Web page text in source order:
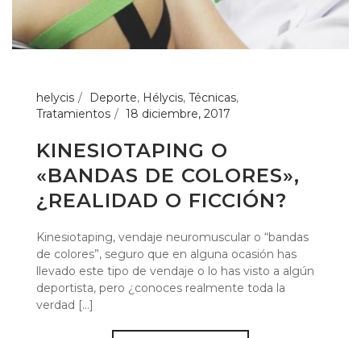
helycis Deporte, Hélycis, Técnicas,
Tratamientos
18 diciembre, 2017
KINESIOTAPING O
«BANDAS DE COLORES»,
¿REALIDAD O FICCIÓN?
Kinesiotaping, vendaje neuromuscular o “bandas
de colores”, seguro que en alguna ocasión has
llevado este tipo de vendaje o lo has visto a algún
deportista, pero ¿conoces realmente toda la
verdad [...]